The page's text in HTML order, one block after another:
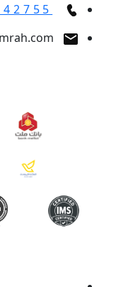
42755